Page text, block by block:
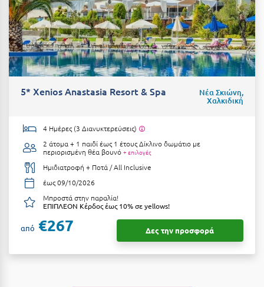
Κατερίνη
Κέα - Τζιά
Κερατέα
Κέρκυρα
Κεφαλονιά
Κοκκώνι Κορινθίας
Κομοτηνή
Κόνιτσα
Κόρινθος
Κορώνη
Κουρούτα Ηλείας
5* Xenios Anastasia Resort & Spa Νέα Σκιώνη,
Χαλκιδική
4 Ημέρες (3 Διανυκτερεύσεις)
2 άτομα + 1 παιδί έως 1 έτουςΔίκλινο δωμάτιο με
περιορισμένη θέα βουνό + επιλογές
Ημιδιατροφή + Ποτά / All Inclusive
έως 09/10/2026
Μπροστά στην παραλία!
ΕΠΙΠΛΕΟΝ Κέρδος έως 10% σε yellows!
από €267 Δες την προσφορά